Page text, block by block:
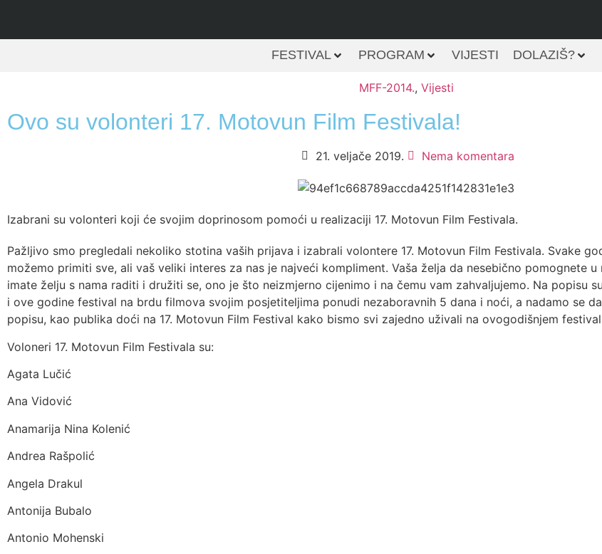
FESTIVAL PROGRAM VIJESTI DOLAZIŠ?
MFF-2014., Vijesti
Ovo su volonteri 17. Motovun Film Festivala!
21. veljače 2019. Nema komentara
Izabrani su volonteri koji će svojim doprinosom pomoći u realizaciji 17. Motovun Film Festivala.
Pažljivo smo pregledali nekoliko stotina vaših prijava i izabrali volontere 17. Motovun Film Festivala. Svake
možemo primiti sve, ali vaš veliki interes za nas je najveći kompliment. Vaša želja da nesebično pomognete
imate želju s nama raditi i družiti se, ono je što neizmjerno cijenimo i na čemu vam zahvaljujemo. Na popisu
i ove godine festival na brdu filmova svojim posjetiteljima ponudi nezaboravnih 5 dana i noći, a nadamo se
popisu, kao publika doći na 17. Motovun Film Festival kako bismo svi zajedno uživali na ovogodišnjem
Voloneri 17. Motovun Film Festivala su:
Agata Lučić
Ana Vidović
Anamarija Nina Kolenić
Andrea Rašpolić
Angela Drakul
Antonija Bubalo
Antonio Mohenski